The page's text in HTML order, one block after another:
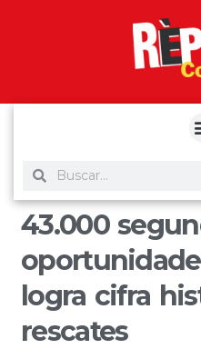
43.000
logra cifra
rescates